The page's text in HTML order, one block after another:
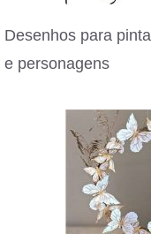
Desenhos para
e personagens